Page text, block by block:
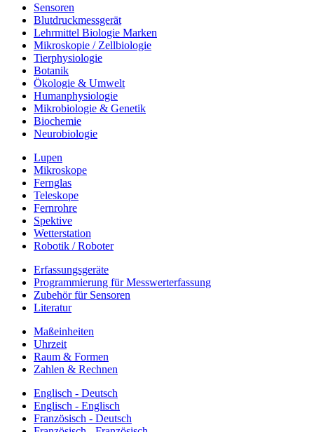
Sensoren
Blutdruckmessgerät
Lehrmittel Biologie Marken
Mikroskopie / Zellbiologie
Tierphysiologie
Botanik
Ökologie & Umwelt
Humanphysiologie
Mikrobiologie & Genetik
Biochemie
Neurobiologie
Lupen
Mikroskope
Fernglas
Teleskope
Fernrohre
Spektive
Wetterstation
Robotik / Roboter
Erfassungsgeräte
Programmierung für Messwerterfassung
Zubehör für Sensoren
Literatur
Maßeinheiten
Uhrzeit
Raum & Formen
Zahlen & Rechnen
Englisch - Deutsch
Englisch - Englisch
Französisch - Deutsch